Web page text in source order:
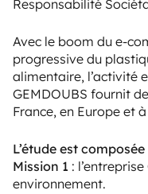
Responsabilité
Avec le boom du e-
progressive du
alimentaire, l’activité
GEMDOUBS fournit
France, en Europe et
L’étude est
Mission 1 :
environnement.